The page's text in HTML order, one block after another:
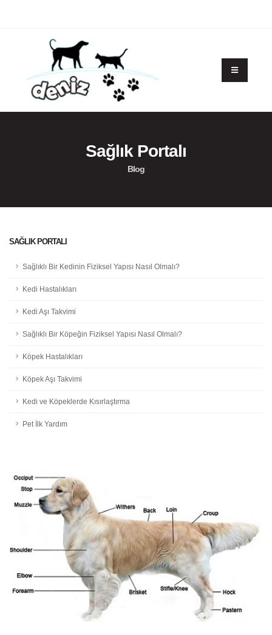
Sağlık Portalı
Blog
SAĞLIK PORTALI
Sağlıklı Bir Kedinin Fiziksel Yapısı Nasıl Olmalı?
Kedi Hastalıkları
Kedi Aşı Takvimi
Sağlıklı Bir Köpeğin Fiziksel Yapısı Nasıl Olmalı?
Köpek Hastalıkları
Köpek Aşı Takvimi
Kedi ve Köpeklerde Kısırlaştırma
Pet İlk Yardım